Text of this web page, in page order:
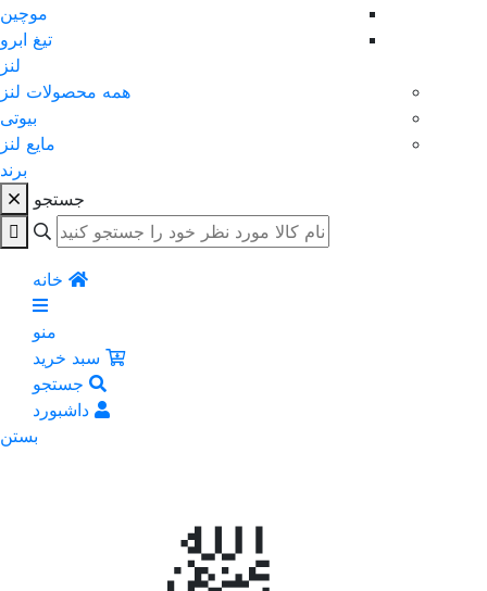
موچین
تیغ ابرو
لنز
همه محصولات لنز
بیوتی
مایع لنز
برند
جستجو
خانه
منو
سبد خرید
جستجو
داشبورد
بستن